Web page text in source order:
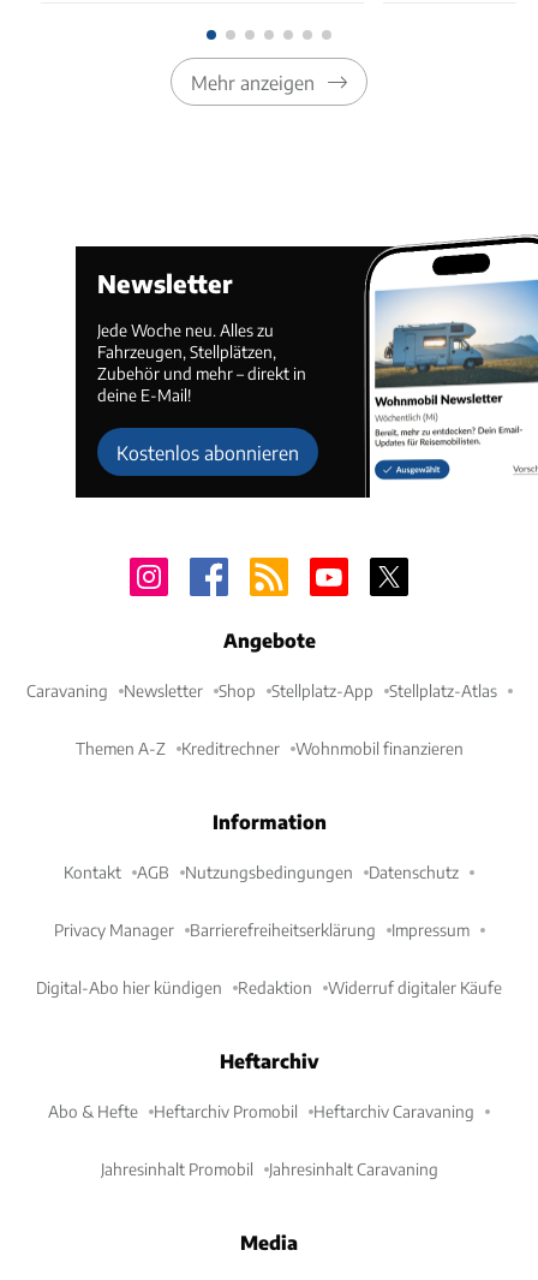
Mehr anzeigen
Newsletter
Jede Woche neu. Alles zu
Fahrzeugen, Stellplätzen,
Zubehör und mehr – direkt in
deine E-Mail!
Kostenlos abonnieren
Angebote
Caravaning Newsletter Shop Stellplatz-App Stellplatz-Atlas
Themen A-Z Kreditrechner Wohnmobil finanzieren
Information
Kontakt AGB Nutzungsbedingungen Datenschutz
Privacy Manager Barrierefreiheitserklärung Impressum
Digital-Abo hier kündigen Redaktion Widerruf digitaler Käufe
Heftarchiv
Abo & Hefte Heftarchiv Promobil Heftarchiv Caravaning
Jahresinhalt Promobil Jahresinhalt Caravaning
Media